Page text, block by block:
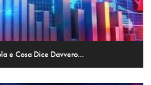
e Cosa Dice Davvero...